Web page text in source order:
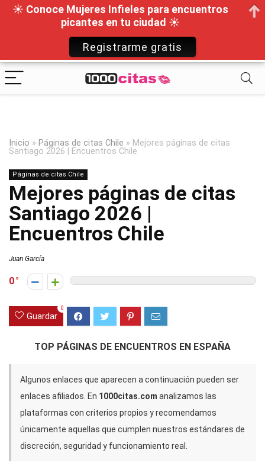
Inicio » Páginas de citas Chile » Mejores páginas de citas
Santiago 2026 | Encuentros Chile
Páginas de citas Chile
Mejores páginas de citas
Santiago 2026 |
Encuentros Chile
Juan García
0
Guardar
0
TOP PÁGINAS DE ENCUENTROS EN ESPAÑA
Algunos enlaces que aparecen a continuación pueden ser
enlaces afiliados. En 1000citas.com analizamos las
plataformas con criterios propios y recomendamos
únicamente aquellas que cumplen nuestros estándares de
discreción, seguridad y funcionamiento real.
☀ Conoce Mujeres Infieles para encuentros
picantes en tu ciudad ☀
Registrarme gratis